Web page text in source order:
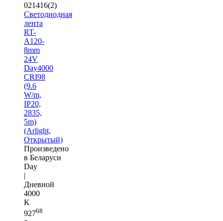
021416(2)
Светодиодная
лента
RT-
A120-
8mm
24V
Day4000
CRI98
(9.6
W/m,
IP20,
2835,
5m)
(Arlight,
Открытый)
Произведено
в Беларуси
Day
|
Дневной
4000
K
92768